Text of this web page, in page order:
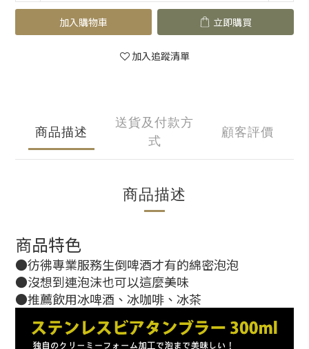
加入購物車 立即購買
加入追蹤清單
商品描述
送貨及付款方
式
顧客評價
商品描述
商品特色
●彷彿專業服務生倒啤酒才有的綿密泡泡
●沒想到連泡沫也可以這麼美味
●推薦飲用冰啤酒、冰咖啡、冰茶